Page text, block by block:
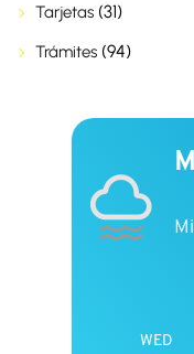
Tarjetas (31)
Trámites (94)
WED